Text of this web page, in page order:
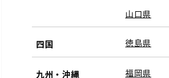
山口県
四国 徳島県
九州・沖縄 福岡県
情報の取扱いについて TOYOTAアカウント利用規約
ALL RIGHTS RESERVED.